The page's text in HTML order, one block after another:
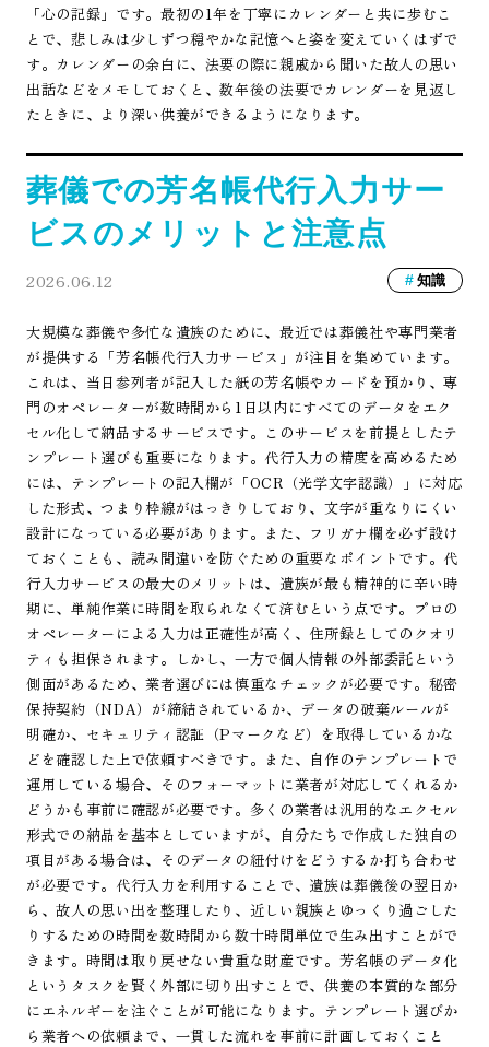
「心の記録」です。最初の1年を丁寧にカレンダーと共に歩むこ
とで、悲しみは少しずつ穏やかな記憶へと姿を変えていくはずで
す。カレンダーの余白に、法要の際に親戚から聞いた故人の思い
出話などをメモしておくと、数年後の法要でカレンダーを見返し
たときに、より深い供養ができるようになります。
葬儀での芳名帳代行入力サー
ビスのメリットと注意点
2026.06.12 知識
大規模な葬儀や多忙な遺族のために、最近では葬儀社や専門業者
が提供する「芳名帳代行入力サービス」が注目を集めています。
これは、当日参列者が記入した紙の芳名帳やカードを預かり、専
門のオペレーターが数時間から1日以内にすべてのデータをエク
セル化して納品するサービスです。このサービスを前提としたテ
ンプレート選びも重要になります。代行入力の精度を高めるため
には、テンプレートの記入欄が「OCR（光学文字認識）」に対応
した形式、つまり枠線がはっきりしており、文字が重なりにくい
設計になっている必要があります。また、フリガナ欄を必ず設け
ておくことも、読み間違いを防ぐための重要なポイントです。代
行入力サービスの最大のメリットは、遺族が最も精神的に辛い時
期に、単純作業に時間を取られなくて済むという点です。プロの
オペレーターによる入力は正確性が高く、住所録としてのクオリ
ティも担保されます。しかし、一方で個人情報の外部委託という
側面があるため、業者選びには慎重なチェックが必要です。秘密
保持契約（NDA）が締結されているか、データの破棄ルールが
明確か、セキュリティ認証（Pマークなど）を取得しているかな
どを確認した上で依頼すべきです。また、自作のテンプレートで
運用している場合、そのフォーマットに業者が対応してくれるか
どうかも事前に確認が必要です。多くの業者は汎用的なエクセル
形式での納品を基本としていますが、自分たちで作成した独自の
項目がある場合は、そのデータの紐付けをどうするか打ち合わせ
が必要です。代行入力を利用することで、遺族は葬儀後の翌日か
ら、故人の思い出を整理したり、近しい親族とゆっくり過ごした
りするための時間を数時間から数十時間単位で生み出すことがで
きます。時間は取り戻せない貴重な財産です。芳名帳のデータ化
というタスクを賢く外部に切り出すことで、供養の本質的な部分
にエネルギーを注ぐことが可能になります。テンプレート選びか
ら業者への依頼まで、一貫した流れを事前に計画しておくこと